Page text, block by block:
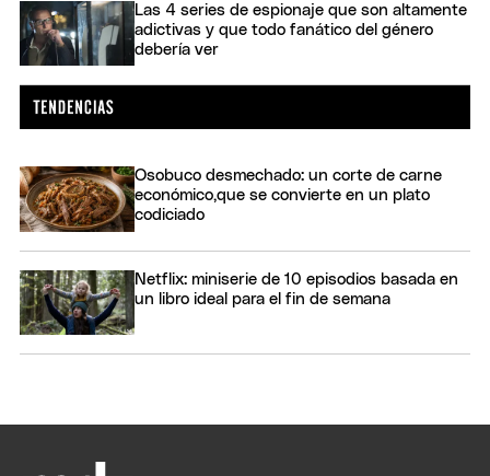
Las 4 series de espionaje que son altamente
adictivas y que todo fanático del género
debería ver
Osobuco desmechado: un corte de carne
económico,que se convierte en un plato
codiciado
Netflix: miniserie de 10 episodios basada en
un libro ideal para el fin de semana